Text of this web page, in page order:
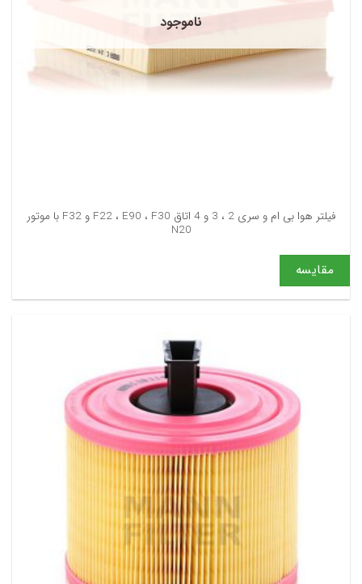
ناموجود
فیلتر هوا بی ام و سری 2 ، 3 و 4 اتاق F22 ، E90 ، F30 و F32 با موتور
N20
مقایسه